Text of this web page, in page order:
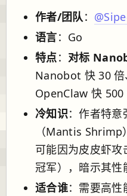
作者/团队：
语言：Go
特点： 对标
Nanobot 快 30 倍
OpenClaw 快 500
冷知识：作者特意
（Mantis Shrimp
可能因为皮皮虾
冠军），暗示其性
适合谁：需要高性